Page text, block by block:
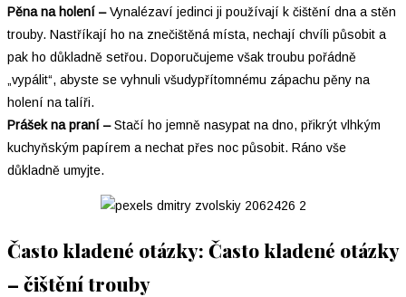
Pěna na holení –⁠Vynalézaví jedinci ji používají k čištění dna a stěn
trouby. Nastříkají ho na znečištěná místa, nechají chvíli působit a
pak ho důkladně setřou. Doporučujeme však troubu pořádně
„vypálit“, abyste se vyhnuli všudypřítomnému zápachu pěny na
holení na talíři.
Prášek na praní –⁠Stačí ho jemně nasypat na dno, přikrýt vlhkým
kuchyňským papírem a nechat přes noc působit. Ráno vše
důkladně umyjte.
Často kladené otázky: Často kladené otázky
–⁠ čištění trouby